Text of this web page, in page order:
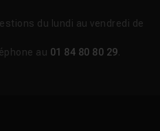
du lundi au vendredi de
au 01 84 80 80 29